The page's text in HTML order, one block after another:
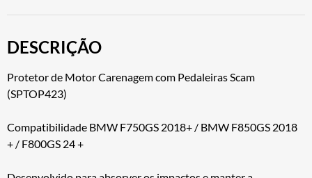
DESCRIÇÃO
Protetor de Motor Carenagem com Pedaleiras Scam
(SPTOP423)
Compatibilidade BMW F750GS 2018+ / BMW F850GS 2018
+ / F800GS 24 +